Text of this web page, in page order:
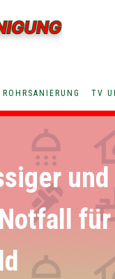
ROHRSANIERUNG TV